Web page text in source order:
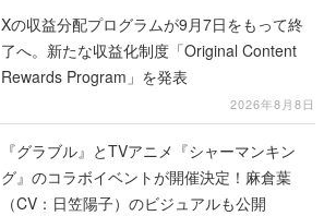
Xの収益分配プログラムが9月7日をもって終
了へ。新たな収益化制度「Original Content
Rewards Program」を発表
2026年8月8日
『グラブル』とTVアニメ『シャーマンキン
グ』のコラボイベントが開催決定！麻倉葉
（CV：日笠陽子）のビジュアルも公開